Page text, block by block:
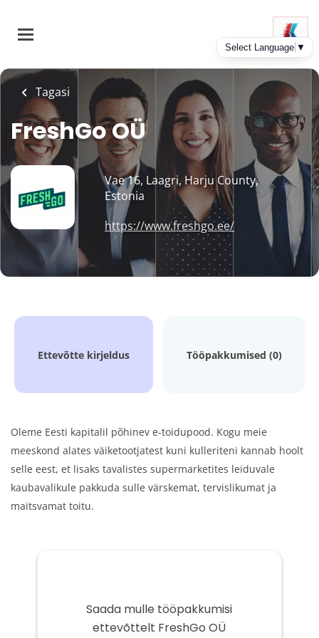
main
Tagasi
FreshGo OÜ
Vae 16, Laagri, Harju County,
Estonia
https://www.freshgo.ee/
Ettevõtte kirjeldus Tööpakkumised (0)
Oleme Eesti kapitalil põhinev e-toidupood. Kogu meie
meeskond alates väiketootjatest kuni kulleriteni kannab hoolt
selle eest, et lisaks tavalistes supermarketites leiduvale
kaubavalikule pakkuda sulle värskemat, tervislikumat ja
maitsvamat toitu.
Saada mulle tööpakkumisi
ettevõttelt FreshGo OÜ